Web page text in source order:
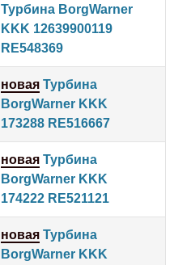
Турбина BorgWarner
KKK 12639900119
RE548369
новая Турбина
BorgWarner KKK
173288 RE516667
новая Турбина
BorgWarner KKK
174222 RE521121
новая Турбина
BorgWarner KKK